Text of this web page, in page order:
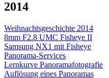
2014
Weihnachtsgeschichte 2014
8mm F2.8 UMC Fisheye II
Samsung NX1 mit Fisheye
Panorama-Services
Lernkurve Panoramafotografie
Auflösung eines Panoramas